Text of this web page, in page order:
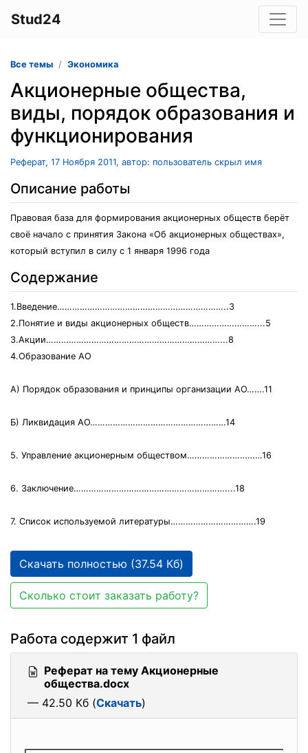
Stud24
Все темы Экономика
Акционерные общества,
виды, порядок образования и
функционирования
Реферат, 17 Ноября 2011, автор: пользователь скрыл имя
Описание работы
Правовая база для формирования акционерных обществ берёт
своё начало с принятия Закона «Об акционерных обществах»,
который вступил в силу с 1 января 1996 года
Содержание
1.Введение…………………………………………………………..3
2.Понятие и виды акционерных обществ………………………...5
3.Акции……………………………………………………………...8
4.Образование АО
А) Порядок образования и принципы организации АО…….11
Б) Ликвидация АО………………………………………………14
5. Управление акционерным обществом…………………………16
6. Заключение……………………………………………………....18
7. Список используемой литературы…………………………….19
Скачать полностью (37.54 Кб)
Сколько стоит заказать работу?
Работа содержит 1 файл
Реферат на тему Акционерные
общества.docx
— 42.50 Кб (Скачать)